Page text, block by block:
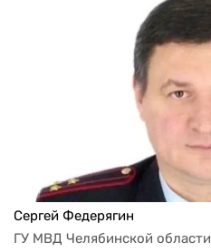
Сергей Федерягин
ГУ МВД Челябинской области